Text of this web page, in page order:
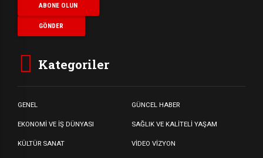
Kategoriler
GENEL GÜNCEL HABER
EKONOMİ VE İŞ DÜNYASI SAĞLIK VE KALİTELİ YAŞAM
KÜLTÜR SANAT VİDEO VİZYON